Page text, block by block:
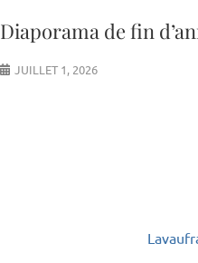
Diaporama de fin
JUILLET 1, 2026